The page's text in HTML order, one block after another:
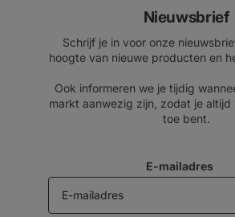
Nieuwsbrief
Schrijf je in voor onze
hoogte van nieuwe producten en
Ook informeren we je tijdig
markt aanwezig zijn, zodat je altijd
toe bent.
E-mailadres